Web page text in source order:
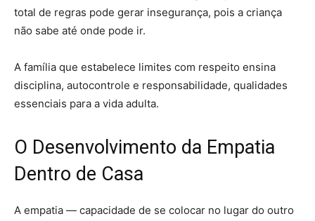
total de regras pode gerar insegurança, pois a criança
não sabe até onde pode ir.
A família que estabelece limites com respeito ensina
disciplina, autocontrole e responsabilidade, qualidades
essenciais para a vida adulta.
O Desenvolvimento da Empatia
Dentro de Casa
A empatia — capacidade de se colocar no lugar do outro